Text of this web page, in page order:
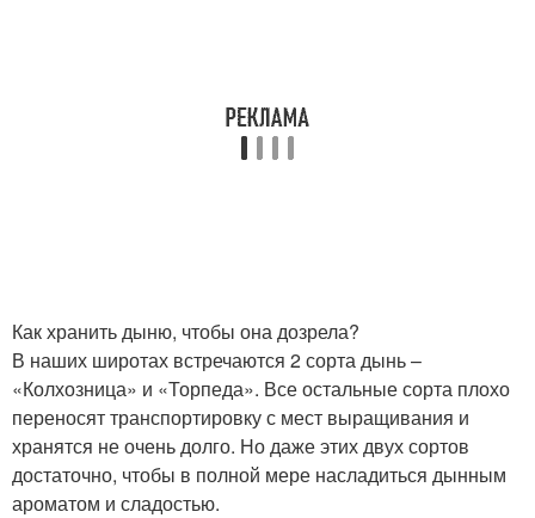
Как хранить дыню, чтобы она дозрела?
В наших широтах встречаются 2 сорта дынь –
«Колхозница» и «Торпеда». Все остальные сорта плохо
переносят транспортировку с мест выращивания и
хранятся не очень долго. Но даже этих двух сортов
достаточно, чтобы в полной мере насладиться дынным
ароматом и сладостью.